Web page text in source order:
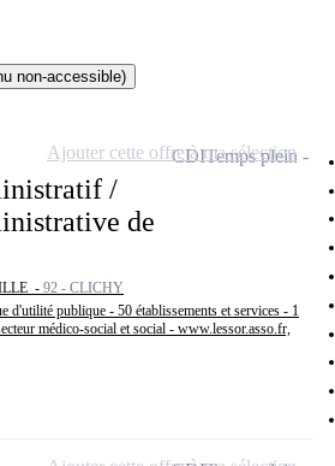
non-accessible)
/
de
- 92 - CLICHY
d'utilité publique - 50 établissements et services - 1
médico-social et social - www.lessor.asso.fr,
CDITemps plein
Ajouter cette offre à ma sélection